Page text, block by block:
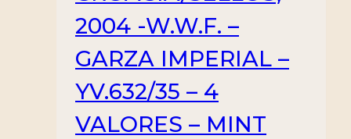
2004 -W.W.F. –
GARZA IMPERIAL –
YV.632/35 – 4
VALORES – MINT